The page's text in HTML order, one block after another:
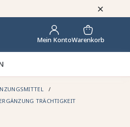
×
Mein KontoWarenkorb
ERGÄNZUNG TRÄCHTIGKEIT